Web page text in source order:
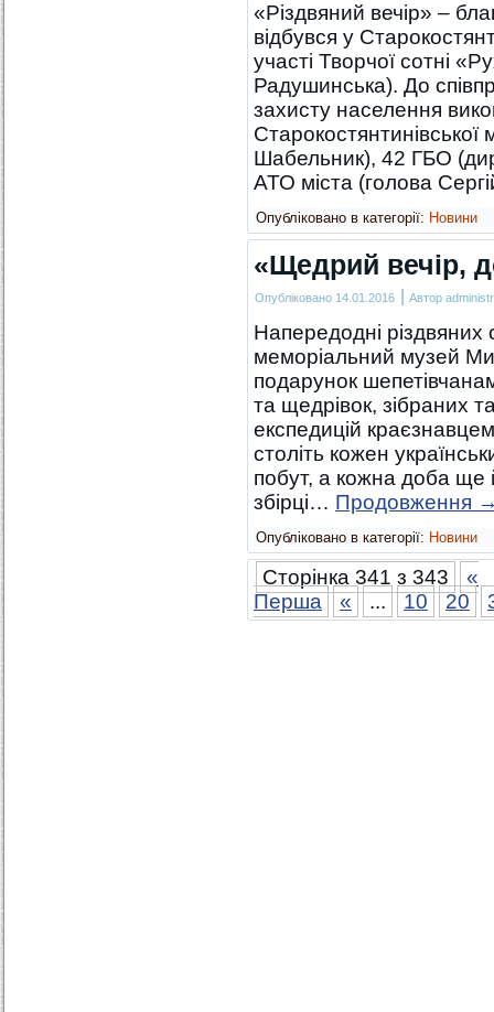
«Різдвяний вечір» –
відбувся у
участі Творчої сотні
Радушинська). До
захисту населення
Старокостянтинівської
Шабельник), 42 ГБО
АТО міста (голова
Опубліковано в категорії: Новини
«Щедрий вечір,
Опубліковано 14.01.2016 | Автор
Напередодні різдвяних
меморіальний музей
подарунок
та щедрівок, зібраних
експедицій
століть кожен
побут, а кожна доба ще
збірці… Продовження
Опубліковано в категорії: Новини
Сторінка 341 з 343
«
Перша
« ... 10 20